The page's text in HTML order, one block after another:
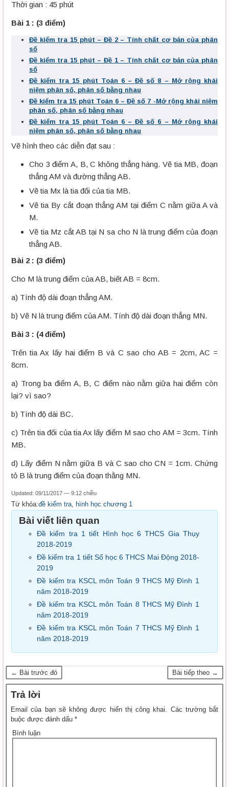
Thời gian : 45 phút
Bài 1 : (3 điểm)
Đề kiểm tra 15 phút – Đề 2 – Tính chất cơ bản của phân
số
Đề kiểm tra 15 phút – Đề 1 – Tính chất cơ bản của phân
số
Đề kiểm tra 15 phút Toán 6 – Đề số 8 – Mở rộng khái
niệm phân số, phân số bằng nhau
Đề kiểm tra 15 phút Toán 6 – Đề số 7 -Mở rộng khái niệm
phân số, phân số bằng nhau
Đề kiểm tra 15 phút Toán 6 – Đề số 6 – Mở rộng khái
niệm phân số, phân số bằng nhau
Vẽ hình theo các diễn đạt sau :
Cho 3 điểm A, B, C không thẳng hàng. Vẽ tia MB, đoạn
thẳng AM và đường thẳng AB.
Vẽ tia Mx là tia đối của tia MB.
Vẽ tia By cắt đoạn thẳng AM tại điểm C nằm giữa A và
M.
Vẽ tia Mz cắt AB tại N sa cho N là trung điểm của đoạn
thẳng AB.
Bài 2 : (3 điểm)
Cho M là trung điểm của AB, biết AB = 8cm.
a) Tính độ dài đoạn thẳng AM.
b) Vẽ N là trung điểm của AM. Tính độ dài đoạn thẳng MN.
Bài 3 : (4 điểm)
Trên tia Ax lấy hai điểm B và C sao cho AB = 2cm, AC =
8cm.
a) Trong ba điểm A, B, C điểm nào nằm giữa hai điểm còn
lại? vì sao?
b) Tính độ dài BC.
c) Trên tia đối của tia Ax lấy điểm M sao cho AM = 3cm. Tính
MB.
d) Lấy điểm N nằm giữa B và C sao cho CN = 1cm. Chứng
tỏ B là trung điểm của đoạn thằng MN.
Updated: 09/11/2017 — 9:12 chiều
Từ khóa:đề kiểm tra, hình học chương 1
Bài viết liên quan
Đề kiểm tra 1 tiết Hình học 6 THCS Gia Thụy
2018-2019
Đề kiểm tra 1 tiết Số học 6 THCS Mai Động 2018-
2019
Đề kiểm tra KSCL môn Toán 9 THCS Mỹ Đình 1
năm 2018-2019
Đề kiểm tra KSCL môn Toán 8 THCS Mỹ Đình 1
năm 2018-2019
Đề kiểm tra KSCL môn Toán 7 THCS Mỹ Đình 1
năm 2018-2019
← Bài trước đó Bài tiếp theo →
Trả lời
Email của bạn sẽ không được hiển thị công khai. Các trường bắt
buộc được đánh dấu *
Bình luận